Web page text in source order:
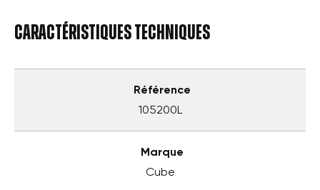
Caractéristiques techniques
Référence
105200L
Marque
Cube